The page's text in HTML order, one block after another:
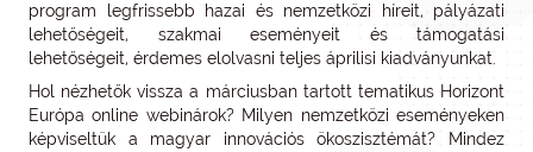
program legfrissebb hazai és nemzetközi híreit, pályázati
lehetőségeit, szakmai eseményeit és támogatási
lehetőségeit, érdemes elolvasni teljes áprilisi kiadványunkat.
Hol nézhetők vissza a márciusban tartott tematikus Horizont
Európa online webinárok? Milyen nemzetközi eseményeken
képviseltük a magyar innovációs ökoszisztémát? Mindez